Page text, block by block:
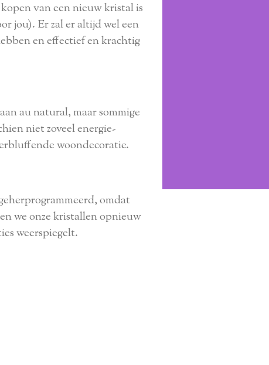
van een nieuw kristal is
jou). Er zal er altijd wel een
en effectief en krachtig
au natural, maar sommige
niet zoveel energie-
woondecoratie.
omdat
we onze kristallen opnieuw
weerspiegelt.